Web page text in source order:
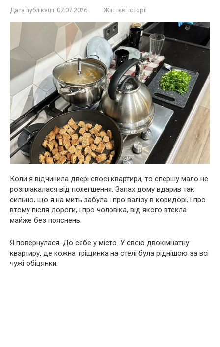
Дата публікації: 07.07.2026 Життєві історії
Коли я відчинила двері своєї квартири, то спершу мало не
розплакалася від полегшення. Запах дому вдарив так
сильно, що я на мить забула і про валізу в коридорі, і про
втому після дороги, і про чоловіка, від якого втекла
майже без пояснень.
Я повернулася. До себе у місто. У свою двокімнатну
квартиру, де кожна тріщинка на стелі була ріднішою за всі
чужі обіцянки.